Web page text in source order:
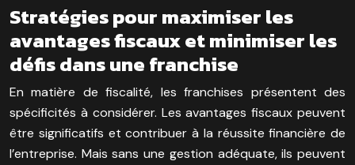
Stratégies pour maximiser les
avantages fiscaux et minimiser les
défis dans une franchise
En matière de fiscalité, les franchises présentent des
spécificités à considérer. Les avantages fiscaux peuvent
être significatifs et contribuer à la réussite financière de
l’entreprise. Mais sans une gestion adéquate, ils peuvent